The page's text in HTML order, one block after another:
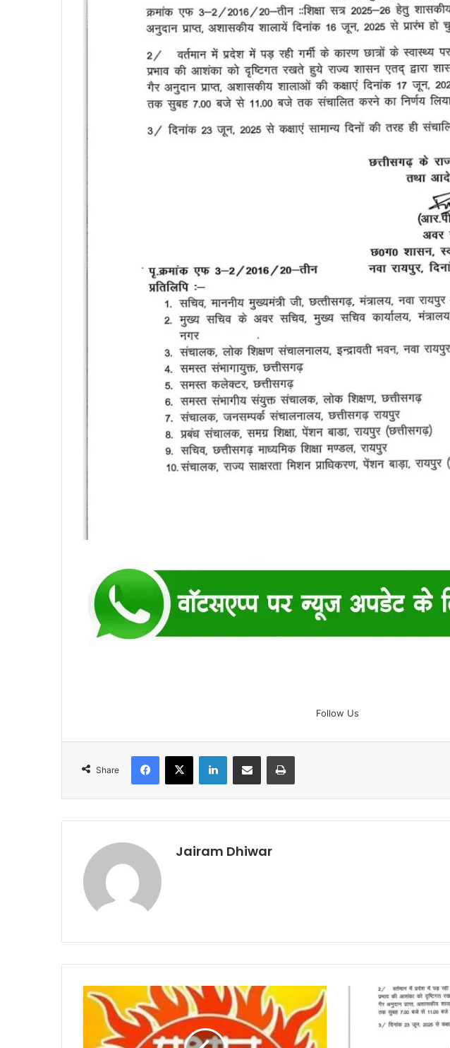
Follow Us
Share
Facebook
X LinkedInShare via Email Print
Jairam Dhiwar
किराए
छत्तीसगढ़: